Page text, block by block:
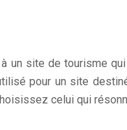
un site de tourisme
pour un site
celui qui